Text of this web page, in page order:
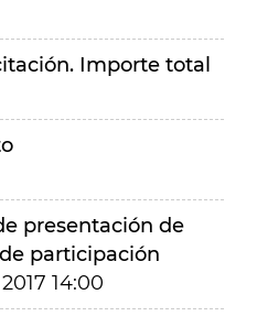
Importe total
presentación de
participación
14:00